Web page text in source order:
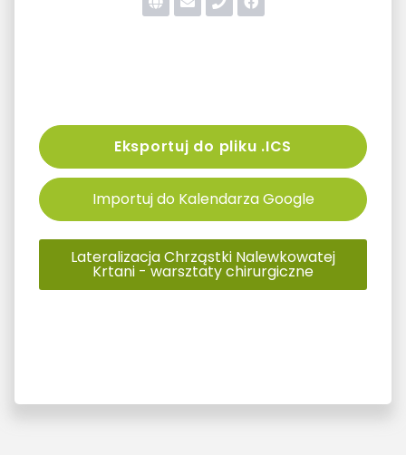
Eksportuj do pliku .ICS
Importuj do Kalendarza Google
Lateralizacja Chrząstki Nalewkowatej
Krtani - warsztaty chirurgiczne